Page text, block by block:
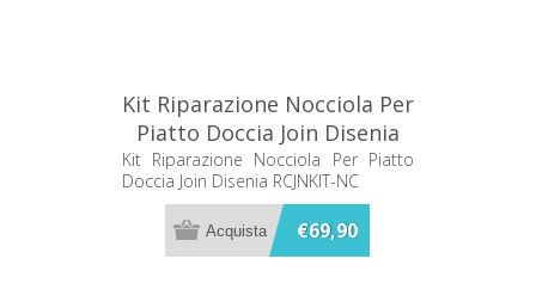
Kit Riparazione Nocciola Per
Piatto Doccia Join Disenia
RCJNKIT-NC
Kit Riparazione Nocciola Per Piatto
Doccia Join Disenia RCJNKIT-NC
€69,90